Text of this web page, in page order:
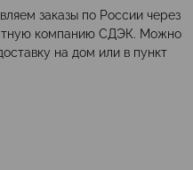
заказы по России через
компанию СДЭК. Можно
на дом или в пункт